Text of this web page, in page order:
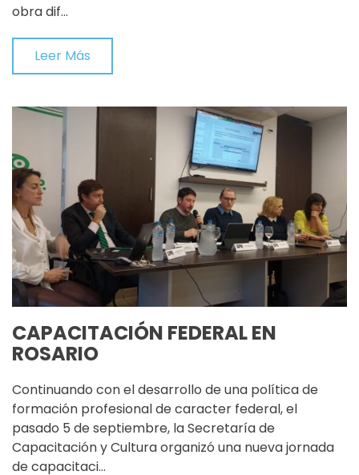
obra dif…
Leer Más
CAPACITACIÓN FEDERAL EN
ROSARIO
Continuando con el desarrollo de una política de
formación profesional de caracter federal, el
pasado 5 de septiembre, la Secretaría de
Capacitación y Cultura organizó una nueva jornada
de capacitaci…